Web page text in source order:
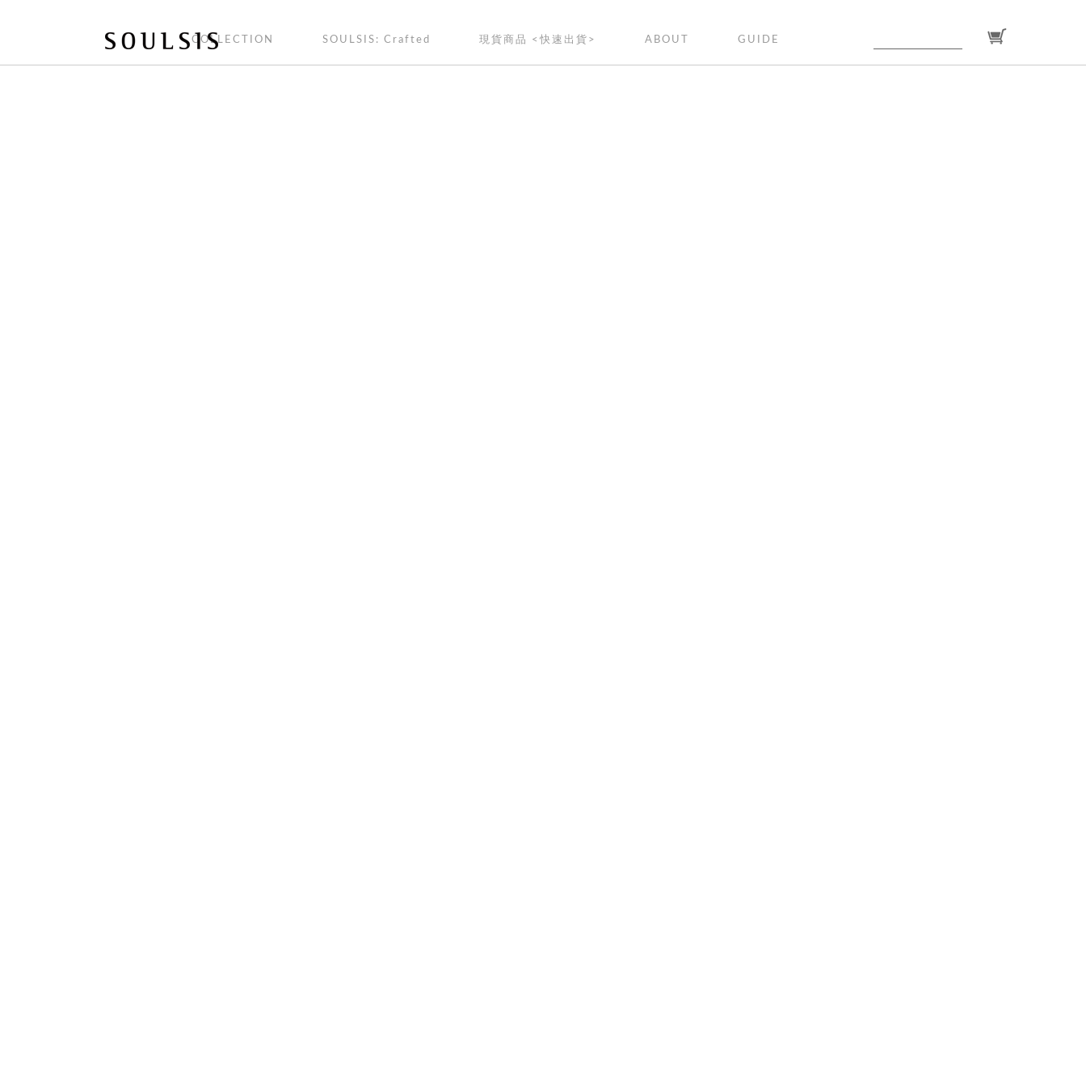
COLLECTION SOULSIS: Crafted 現貨商品 <快速出貨> ABOUT GUIDE